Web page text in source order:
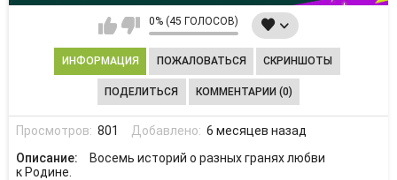
0% (45 ГОЛОСОВ)
ИНФОРМАЦИЯ ПОЖАЛОВАТЬСЯ СКРИНШОТЫ
ПОДЕЛИТЬСЯ КОММЕНТАРИИ (0)
Просмотров: 801 Добавлено: 6 месяцев назад
Описание:
Восемь историй о разных гранях любви
к Родине.